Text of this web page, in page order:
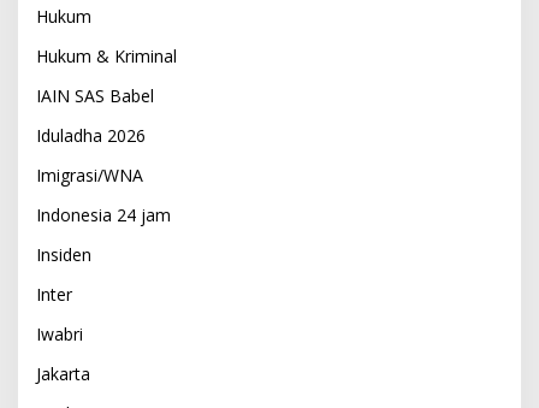
Hukum
Hukum & Kriminal
IAIN SAS Babel
Iduladha 2026
Imigrasi/WNA
Indonesia 24 jam
Insiden
Inter
Iwabri
Jakarta